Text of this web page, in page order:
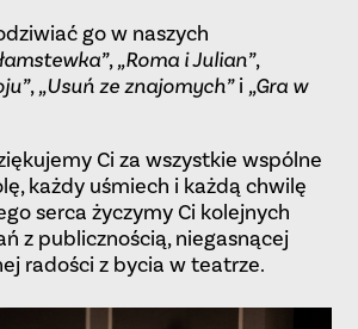
go w naszych
,„Roma i Julian”,
,„Usuń ze znajomych”i „Gra w
Ci za wszystkie wspólne
każdy uśmiech i każdą chwilę
serca życzymy Ci kolejnych
z publicznością, niegasnącej
radości z bycia w teatrze.